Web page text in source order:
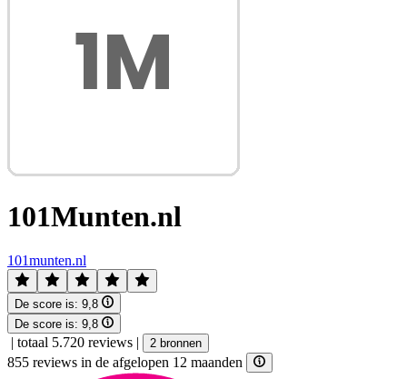
101Munten.nl
101munten.nl
De score is: 9,8
De score is: 9,8
| totaal 5.720 reviews | 2 bronnen
855 reviews in de afgelopen 12 maanden